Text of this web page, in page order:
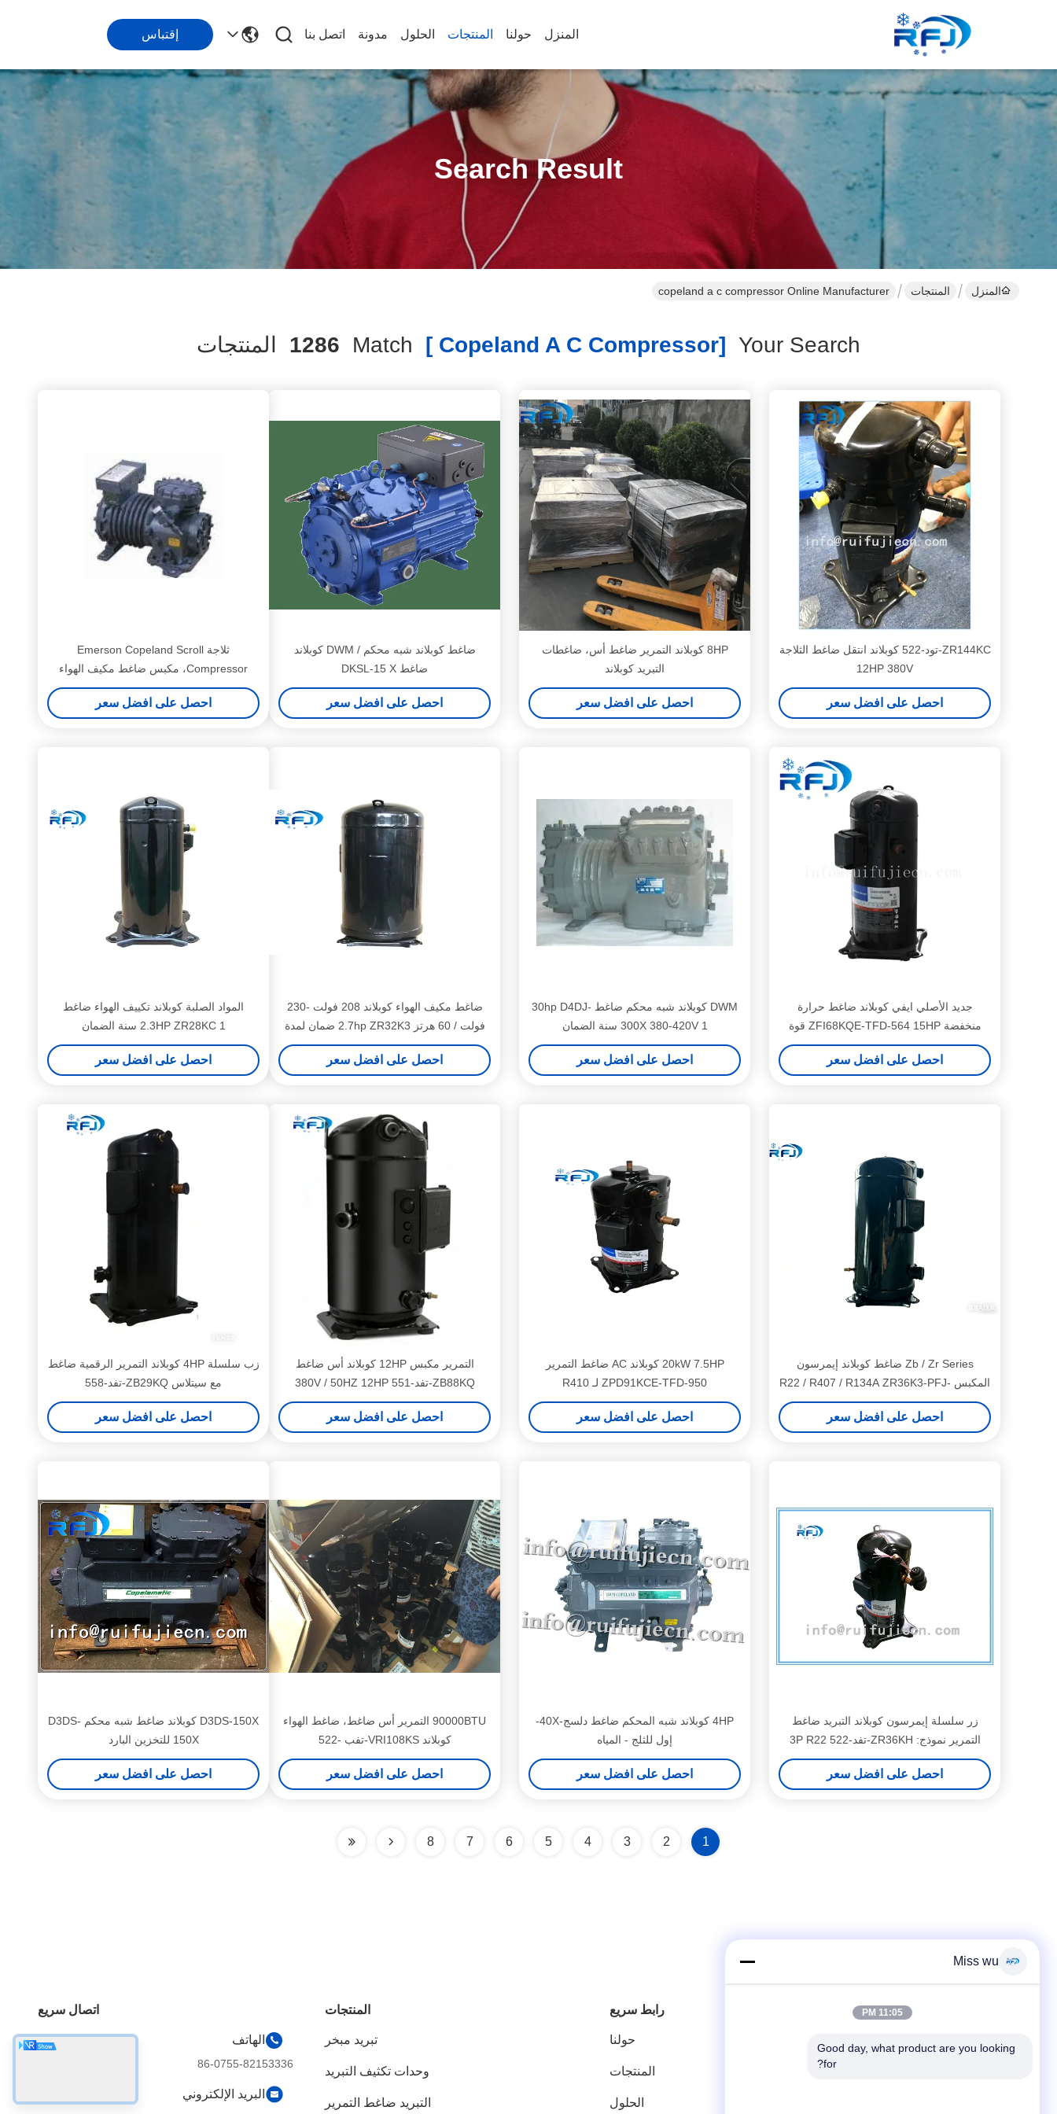
المنزل حولنا المنتجات الحلول مدونة اتصل بنا إقتباس
Search Result
المنزل المنتجات copeland a c compressor Online Manufacturer
Your Search
[copeland A C Compressor ]
1286 المنتجات
ZR144KC-تود-522 كوبلاند انتقل ضاغط الثلاجة
12HP 380V
احصل على افضل سعر
8HP كوبلاند التمرير ضاغط أس، ضاغطات
التبريد كوبلاند
احصل على افضل سعر
ضاغط كوبلاند شبه محكم / DWM كوبلاند
ضاغط DKSL-15 X
احصل على افضل سعر
ثلاجة Emerson Copeland Scroll
Compressor، مكبس ضاغط مكيف الهواء
Copeland Copeland DKJ-150
احصل على افضل سعر
جديد الأصلي ايفي كوبلاند ضاغط حرارة
منخفضة ZFI68KQE-TFD-564 15HP قوة
حصان
احصل على افضل سعر
DWM كوبلاند شبه محكم ضاغط 30hp D4DJ-
300X 380-420V 1 سنة الضمان
احصل على افضل سعر
ضاغط مكيف الهواء كوبلاند 208 فولت -230
فولت / 60 هرتز 2.7hp ZR32K3 ضمان لمدة
سنة واحدة
احصل على افضل سعر
المواد الصلبة كوبلاند تكييف الهواء ضاغط
2.3HP ZR28KC 1 سنة الضمان
احصل على افضل سعر
Zb / Zr Series ضاغط كوبلاند إيمرسون
المكبس R22 / R407 / R134A ZR36K3-PFJ-
522
احصل على افضل سعر
20kW 7.5HP كوبلاند AC ضاغط التمرير
ZPD91KCE-TFD-950 لـ R410
احصل على افضل سعر
التمرير مكبس 12HP كوبلاند أس ضاغط
ZB88KQ-تفد-551 380V / 50HZ 12HP
احصل على افضل سعر
زب سلسلة 4HP كوبلاند التمرير الرقمية ضاغط
مع سيتلاس ZB29KQ-تفد-558
احصل على افضل سعر
زر سلسلة إيمرسون كوبلاند التبريد ضاغط
التمرير نموذج: ZR36KH-تفد-522 3P R22
احصل على افضل سعر
4HP كوبلاند شبه المحكم ضاغط دلسج-40X-
إول للثلج - المياه
احصل على افضل سعر
90000BTU التمرير أس ضاغط، ضاغط الهواء
كوبلاند VRI108KS-تفب -522
احصل على افضل سعر
D3DS-150X كوبلاند ضاغط شبه محكم D3DS-
150X للتخزين البارد
احصل على افضل سعر
1
2
3
4
5
6
7
8
رابط سريع
حولنا
المنتجات
الحلول
المنتجات
تبريد مبخر
وحدات تكثيف التبريد
التبريد ضاغط التمرير
اتصال سريع
الهاتف
86-0755-82153336
البريد الإلكتروني
Miss wu
11:05 PM
Good day, what product are you looking
for?